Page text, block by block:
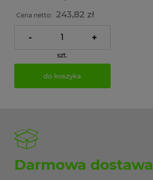
Cena netto: 243,82 zł
- +
szt.
do koszyka
Darmowa dostawa